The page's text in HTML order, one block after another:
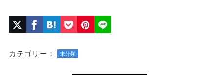
カテゴリー： 未分類